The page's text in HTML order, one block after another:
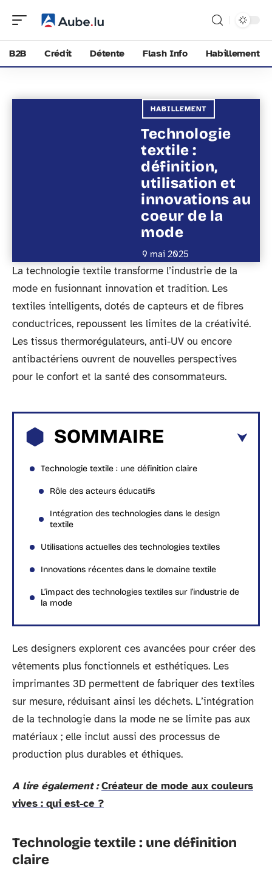
B2B Crédit Détente Flash Info Habillement
HABILLEMENT
Technologie
textile :
définition,
utilisation et
innovations au
coeur de la
mode
9 mai 2025
La technologie textile transforme l’industrie de la
mode en fusionnant innovation et tradition. Les
textiles intelligents, dotés de capteurs et de fibres
conductrices, repoussent les limites de la créativité.
Les tissus thermorégulateurs, anti-UV ou encore
antibactériens ouvrent de nouvelles perspectives
pour le confort et la santé des consommateurs.
SOMMAIRE
Technologie textile : une définition claire
Rôle des acteurs éducatifs
Intégration des technologies dans le design
textile
Utilisations actuelles des technologies textiles
Innovations récentes dans le domaine textile
L’impact des technologies textiles sur l’industrie de
la mode
Les designers explorent ces avancées pour créer des
vêtements plus fonctionnels et esthétiques. Les
imprimantes 3D permettent de fabriquer des textiles
sur mesure, réduisant ainsi les déchets. L’intégration
de la technologie dans la mode ne se limite pas aux
matériaux ; elle inclut aussi des processus de
production plus durables et éthiques.
A lire également : Créateur de mode aux couleurs
vives : qui est-ce ?
Technologie textile : une définition
claire